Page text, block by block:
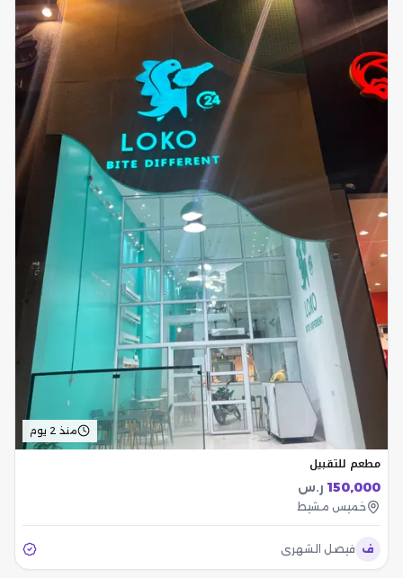
منذ 2 يوم
مطعم للتقبيل
150,000 ر.س
خميس مشيط
ف فيصل الشهري